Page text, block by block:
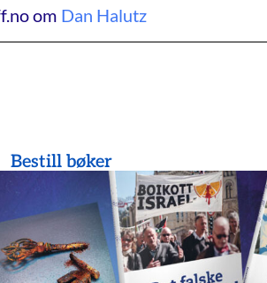
om Dan Halutz
Bestill bøker